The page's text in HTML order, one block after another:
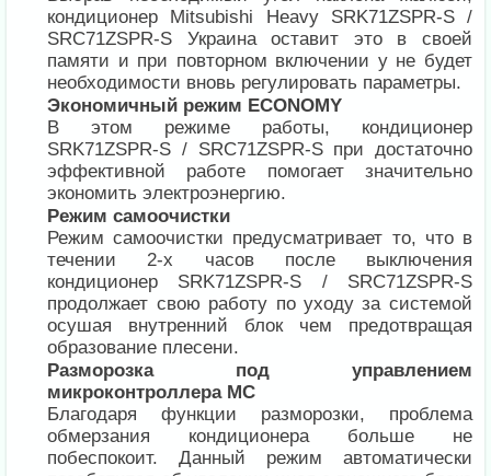
кондиционер Mitsubishi Heavy SRK71ZSPR-S /
SRC71ZSPR-S Украина оставит это в своей
памяти и при повторном включении у не будет
необходимости вновь регулировать параметры.
Экономичный режим ECONOMY
В этом режиме работы, кондиционер
SRK71ZSPR-S / SRC71ZSPR-S при достаточно
эффективной работе помогает значительно
экономить электроэнергию.
Режим самоочистки
Режим самоочистки предусматривает то, что в
течении 2-х часов после выключения
кондиционер SRK71ZSPR-S / SRC71ZSPR-S
продолжает свою работу по уходу за системой
осушая внутренний блок чем предотвращая
образование плесени.
Разморозка под управлением
микроконтроллера MC
Благодаря функции разморозки, проблема
обмерзания кондиционера больше не
побеспокоит. Данный режим автоматически